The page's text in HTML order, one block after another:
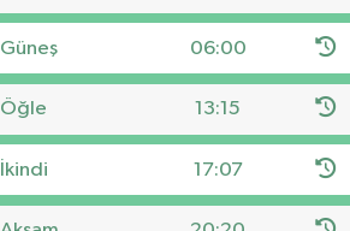
Güneş 06:00
Öğle 13:15
İkindi 17:07